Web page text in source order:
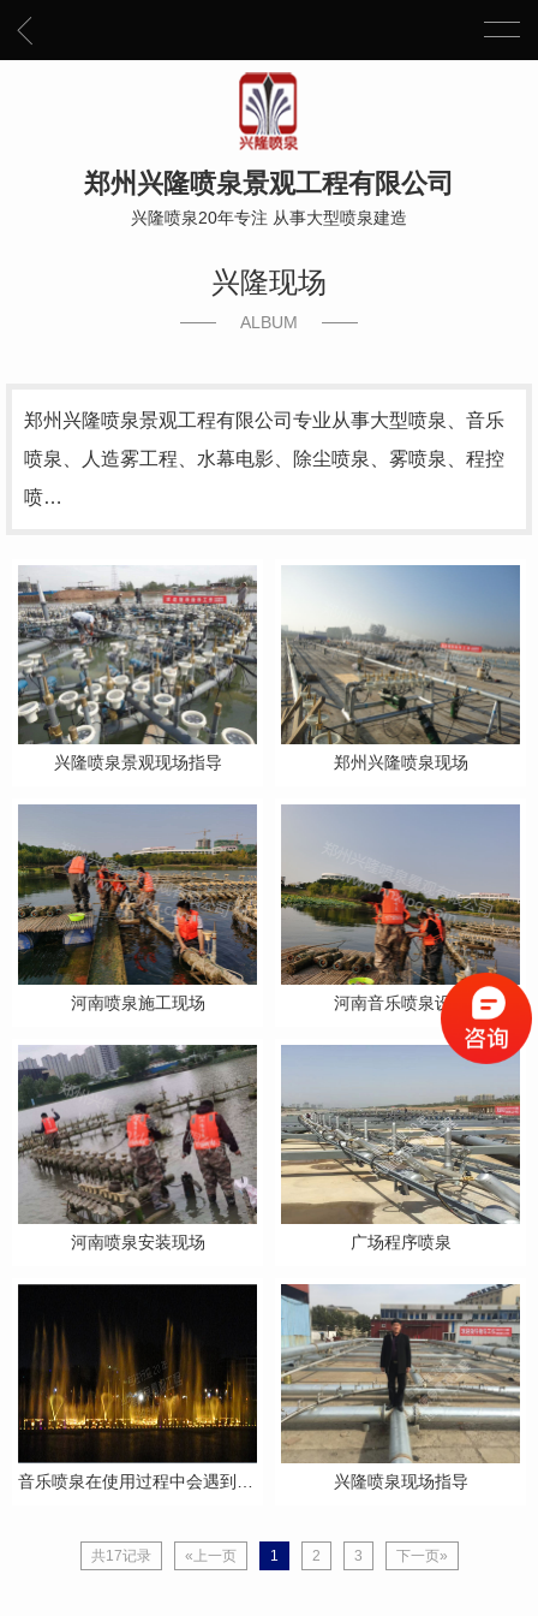
郑州兴隆喷泉景观工程有限公司
兴隆喷泉20年专注 从事大型喷泉建造
兴隆现场
ALBUM
郑州兴隆喷泉景观工程有限公司专业从事大型喷泉、音乐
喷泉、人造雾工程、水幕电影、除尘喷泉、雾喷泉、程控
喷…
兴隆喷泉景观现场指导 郑州兴隆喷泉现场
河南喷泉施工现场 河南音乐喷泉设计
河南喷泉安装现场 广场程序喷泉
兴隆喷泉现场指导
共17记录 «上一页 1 2 3 下一页»